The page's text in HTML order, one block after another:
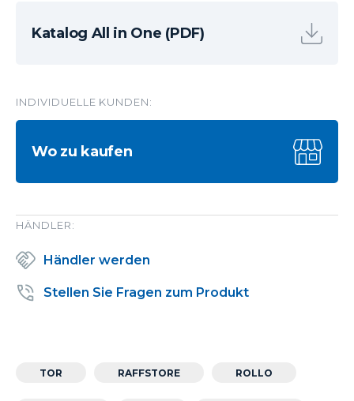
Katalog All in One (PDF)
INDIVIDUELLE KUNDEN:
Wo zu kaufen
HÄNDLER:
Händler werden
Stellen Sie Fragen zum Produkt
TOR RAFFSTORE ROLLO